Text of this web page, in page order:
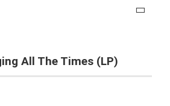
All The Times (LP)